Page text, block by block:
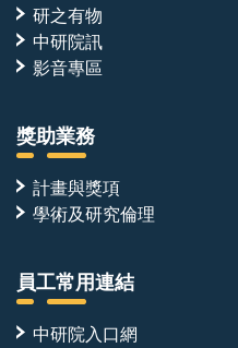
研之有物
中研院訊
影音專區
獎助業務
計畫與獎項
學術及研究倫理
員工常用連結
中研院入口網